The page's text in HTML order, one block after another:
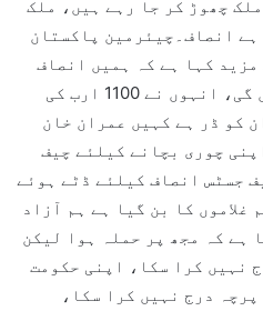
چھوڑ کر جا رہے ہیں، ملک
انصاف۔چیئرمین پاکستان
کہا ہے کہ ہمیں انصاف
کیلئے قربانیاں دینا پڑیں گی، انہوں نے 1100 ارب کی
کو ڈر ہے کہیں عمران خان
چوری بچانے کیلئے چیف
جسٹس انصاف کیلئے ڈٹے ہوئے
غلاموں کا بن گیا ہے ہم آزاد
ہے کہ مجھ پر حملہ ہوا لیکن
نہیں کرا سکا، اپنی حکومت
درج نہیں کرا سکا،